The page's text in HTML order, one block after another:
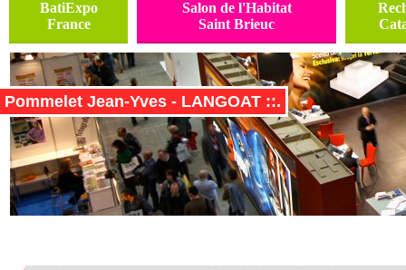
BatiExpo
France
Salon de l'Habitat
Saint Brieuc
Pommelet Jean-Yves - LANGOAT ::.